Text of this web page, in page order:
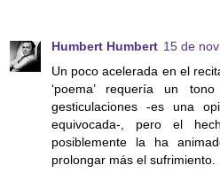
Humbert Humbert 15 de
Un poco acelerada en el
‘poema’ requería un
gesticulaciones -es una
equivocada-, pero el
posiblemente la ha
prolongar más el sufrimiento.